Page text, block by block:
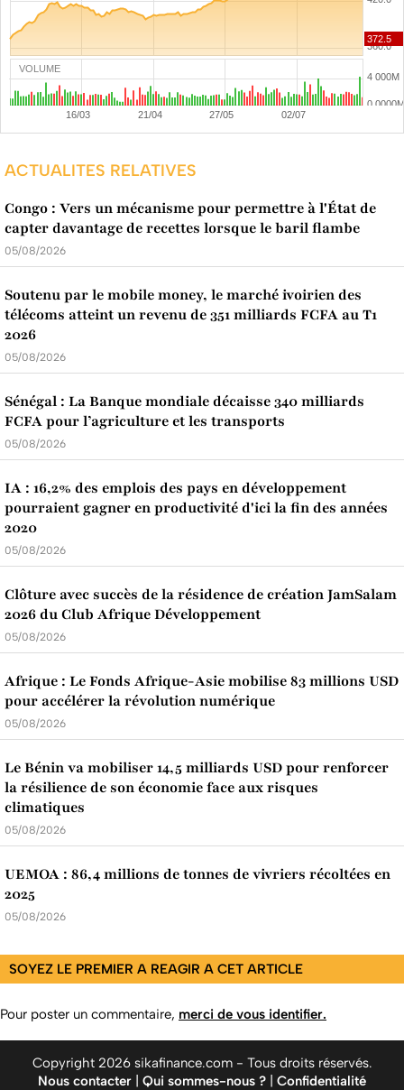
VOLUME
ACTUALITES RELATIVES
Congo : Vers un mécanisme pour permettre à l'État de
capter davantage de recettes lorsque le baril flambe
05/08/2026
Soutenu par le mobile money, le marché ivoirien des
télécoms atteint un revenu de 351 milliards FCFA au T1
2026
05/08/2026
Sénégal : La Banque mondiale décaisse 340 milliards
FCFA pour l’agriculture et les transports
05/08/2026
IA : 16,2% des emplois des pays en développement
pourraient gagner en productivité d'ici la fin des années
2020
05/08/2026
Clôture avec succès de la résidence de création JamSalam
2026 du Club Afrique Développement
05/08/2026
Afrique : Le Fonds Afrique-Asie mobilise 83 millions USD
pour accélérer la révolution numérique
05/08/2026
Le Bénin va mobiliser 14,5 milliards USD pour renforcer
la résilience de son économie face aux risques
climatiques
05/08/2026
UEMOA : 86,4 millions de tonnes de vivriers récoltées en
2025
05/08/2026
SOYEZ LE PREMIER A REAGIR A CET ARTICLE
Pour poster un commentaire, merci de vous identifier.
Copyright 2026 sikafinance.com - Tous droits réservés.
Nous contacter
Qui sommes-nous ? Confidentialité